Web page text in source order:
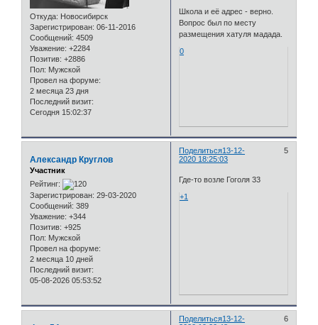
Откуда: Новосибирск
Зарегистрирован: 06-11-2016
Сообщений: 4509
Уважение: +2284
Позитив: +2886
Пол: Мужской
Провел на форуме:
2 месяца 23 дня
Последний визит:
Сегодня 15:02:37
Школа и её адрес - верно.
Вопрос был по месту
размещения хатуля мадада.
0
Поделиться 5
13-12-
2020 18:25:03
Александр Круглов
Участник
Рейтинг:
Зарегистрирован: 29-03-2020
Сообщений: 389
Уважение: +344
Позитив: +925
Пол: Мужской
Провел на форуме:
2 месяца 10 дней
Последний визит:
05-08-2026 05:53:52
Где-то возле Гоголя 33
+1
Поделиться 6
13-12-